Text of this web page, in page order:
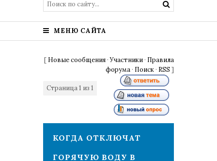
МЕНЮ САЙТА
[ Новые сообщения ·Участники · Правила
форума · Поиск · RSS ]
Страница1 из 1
КОГДА ОТКЛЮЧАТ
ГОРЯЧУЮ ВОДУ В